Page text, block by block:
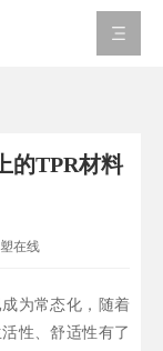
的TPR材料
在线
为常态化，随着
性、舒适性有了